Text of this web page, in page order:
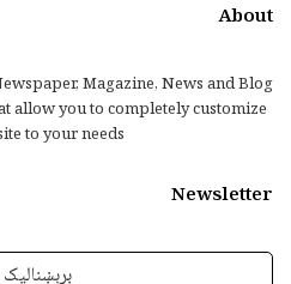
About
Magazine, News and Blog
allow you to completely customize
to your needs.
Newsletter
برېښنالیک